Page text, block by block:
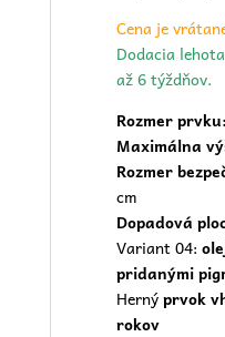
Cena je
Dodacia
až 6 týždňov.
Rozmer prvku:
Maximálna
Rozmer
cm
Dopadová
Variant 04:
pridanými
Hernýprvok
rokov